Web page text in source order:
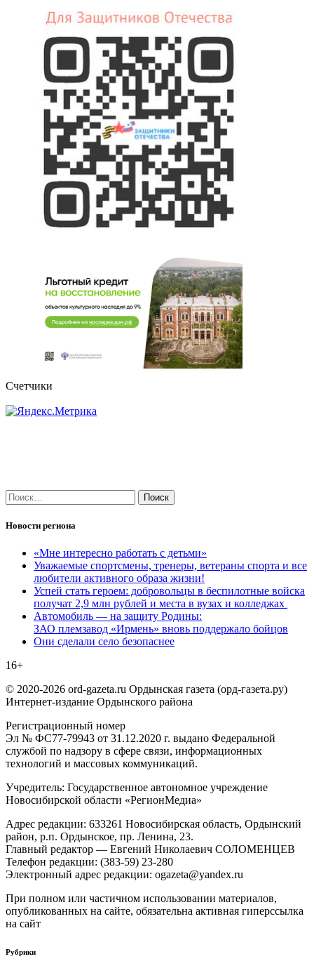
Счетчики
Найти:
Новости региона
«Мне интересно работать с детьми»
Уважаемые спортсмены, тренеры, ветераны спорта и все
любители активного образа жизни!
Успей стать героем: добровольцы в беспилотные войска
получат 2,9 млн рублей и места в вузах и колледжах
Автомобиль — на защиту Родины:
ЗАО племзавод «Ирмень» вновь поддержало бойцов
Они сделали село безопаснее
16+
© 2020-2026 ord-gazeta.ru Ордынская газета (орд-газета.ру)
Интернет-издание Ордынского района
Регистрационный номер
Эл № ФС77-79943 от 31.12.2020 г. выдано Федеральной
службой по надзору в сфере связи, информационных
технологий и массовых коммуникаций.
Учредитель: Государственное автономное учреждение
Новосибирской области «РегионМедиа»
Адрес редакции: 633261 Новосибирская область, Ордынский
район, р.п. Ордынское, пр. Ленина, 23.
Главный редактор — Евгений Николаевич СОЛОМЕНЦЕВ
Телефон редакции: (383-59) 23-280
Электронный адрес редакции: ogazeta@yandex.ru
При полном или частичном использовании материалов,
опубликованных на сайте, обязательна активная гиперссылка
на сайт
Рубрики